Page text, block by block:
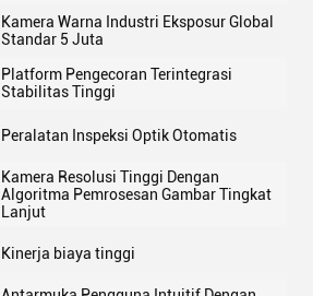
Kamera Warna Industri Eksposur Global
Standar 5 Juta
Platform Pengecoran Terintegrasi
Stabilitas Tinggi
Peralatan Inspeksi Optik Otomatis
Kamera Resolusi Tinggi Dengan
Algoritma Pemrosesan Gambar Tingkat
Lanjut
Kinerja biaya tinggi